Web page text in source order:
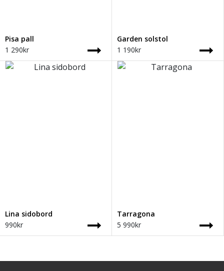
Pisa pall
1 290kr
Garden solstol
1 190kr
Lina sidobord
990kr
Tarragona
5 990kr